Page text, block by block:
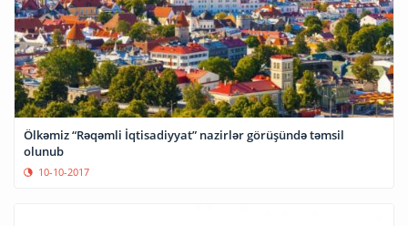
Ölkəmiz “Rəqəmli İqtisadiyyat” nazirlər görüşündə təmsil
olunub
10-10-2017